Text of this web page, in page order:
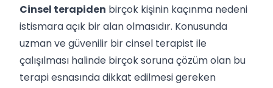
Cinsel terapiden birçok kişinin kaçınma nedeni
istismara açık bir alan olmasıdır. Konusunda
uzman ve güvenilir bir cinsel terapist ile
çalışılması halinde birçok soruna çözüm olan bu
terapi esnasında dikkat edilmesi gereken